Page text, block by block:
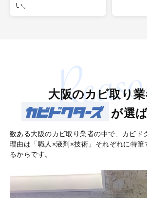
い。
大阪のカビ取り
が選
数ある大阪のカビ取り業者の中で、カビド
理由は「職人×液剤×技術」それぞれに特筆
るからです。